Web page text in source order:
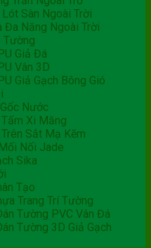
Sàn Ngoài Trời
Đa Năng Ngoài Trời
Tường
Giả Đá
Vân 3D
Giả Gạch Bông Gió
Nước
Tấm Xi Măng
Sắt Mạ Kẽm
Nối Jade
Sika
Tạo
Trang Trí Tường
Tường PVC Vân Đá
Tường 3D Giả Gạch